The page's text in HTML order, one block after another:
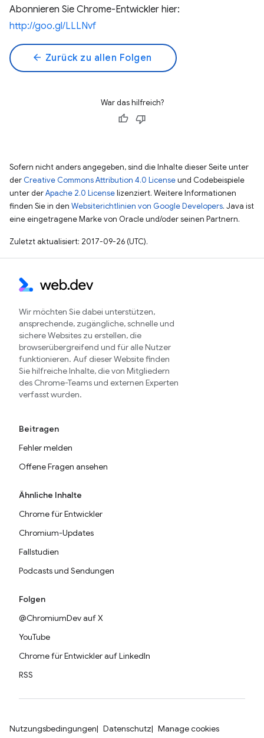
Abonnieren Sie Chrome-Entwickler hier:
http://goo.gl/LLLNvf
arrow_back Zurück zu allen Folgen
War das hilfreich?
Sofern nicht anders angegeben, sind die Inhalte dieser Seite unter
der Creative Commons Attribution 4.0 Licenseund Codebeispiele
unter derApache 2.0 Licenselizenziert. Weitere Informationen
finden Sie in den Websiterichtlinien von Google Developers. Java ist
eine eingetragene Marke von Oracle und/oder seinen Partnern.
Zuletzt aktualisiert: 2017-09-26 (UTC).
Wir möchten Sie dabei unterstützen,
ansprechende, zugängliche, schnelle und
sichere Websites zu erstellen, die
browserübergreifend und für alle Nutzer
funktionieren. Auf dieser Website finden
Sie hilfreiche Inhalte, die von Mitgliedern
des Chrome-Teams und externen Experten
verfasst wurden.
Beitragen
Fehler melden
Offene Fragen ansehen
Ähnliche Inhalte
Chrome für Entwickler
Chromium-Updates
Fallstudien
Podcasts und Sendungen
Folgen
@ChromiumDev auf X
YouTube
Chrome für Entwickler auf LinkedIn
RSS
Nutzungsbedingungen Datenschutz Manage cookies